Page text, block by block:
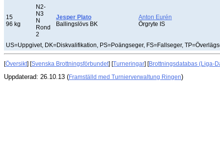
15
96 kg
N2-
N3
N
Rond
2
Jesper Plato
Ballingslövs BK
Anton Eurén
Örgryte IS
US=Uppgivet, DK=Diskvalifikation, PS=Poängseger, FS=Fallseger,
[Översikt] [Svenska Brottningsförbundet] [Turneringar] [Brottningsdatabas (Liga-
Uppdaterad: 26.10.13 (Framställd med Turnierverwaltung Ringen)